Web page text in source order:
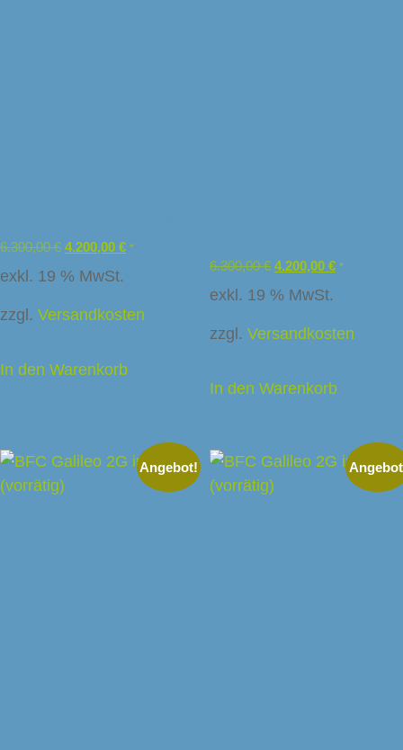
6.300,00€ 4.200,00 € *
exkl. 19 % MwSt.
zzgl. Versandkosten
In den Warenkorb
6.300,00€ 4.200,00 € *
exkl. 19 % MwSt.
zzgl. Versandkosten
In den Warenkorb
Angebot!